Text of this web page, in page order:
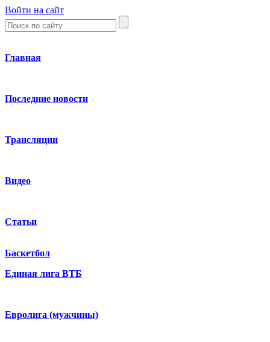
Войти на сайт
Главная
Последние новости
Трансляции
Видео
Статьи
Баскетбол
Единая лига ВТБ
Евролига (мужчины)